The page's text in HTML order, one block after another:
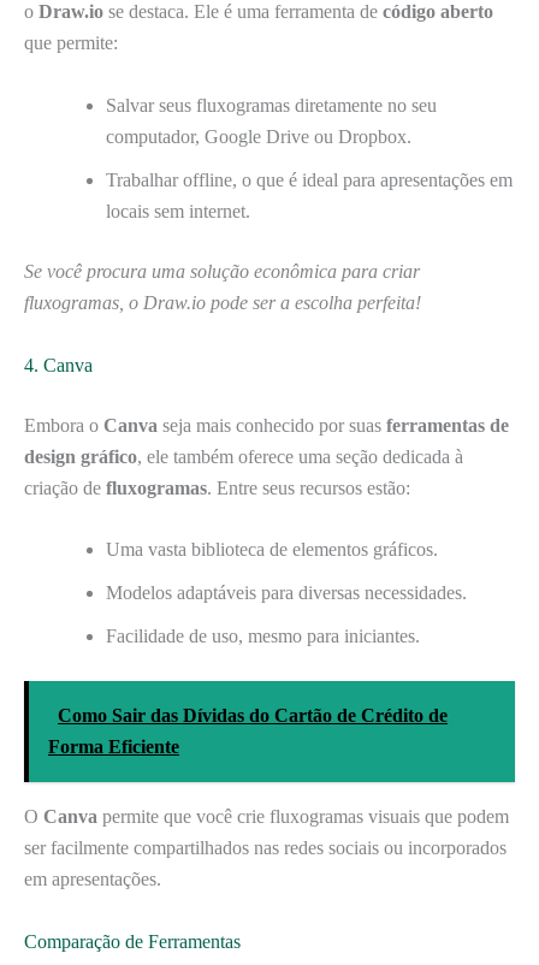
o Draw.io se destaca. Ele é uma ferramenta de código aberto
que permite:
Salvar seus fluxogramas diretamente no seu
computador, Google Drive ou Dropbox.
Trabalhar offline, o que é ideal para apresentações em
locais sem internet.
Se você procura uma solução econômica para criar
fluxogramas, o Draw.io pode ser a escolha perfeita!
4. Canva
Embora o Canva seja mais conhecido por suas ferramentas de
design gráfico, ele também oferece uma seção dedicada à
criação de fluxogramas. Entre seus recursos estão:
Uma vasta biblioteca de elementos gráficos.
Modelos adaptáveis para diversas necessidades.
Facilidade de uso, mesmo para iniciantes.
Como Sair das Dívidas do Cartão de Crédito de
Forma Eficiente
O Canva permite que você crie fluxogramas visuais que podem
ser facilmente compartilhados nas redes sociais ou incorporados
em apresentações.
Comparação de Ferramentas